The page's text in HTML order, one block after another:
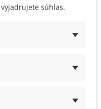
ktorý nie je zdraviu škodlivý
súhlas.